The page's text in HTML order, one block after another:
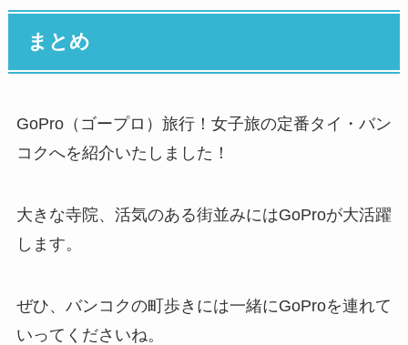
まとめ
GoPro（ゴープロ）旅行！女子旅の定番タイ・バン
コクへを紹介いたしました！
大きな寺院、活気のある街並みにはGoProが大活躍
します。
ぜひ、バンコクの町歩きには一緒にGoProを連れて
いってくださいね。